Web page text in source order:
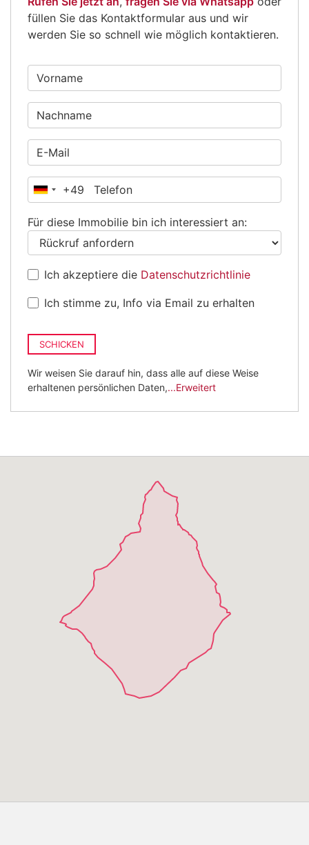
füllen Sie das Kontaktformular aus und wir
werden Sie so schnell wie möglich kontaktieren.
Deutschland
+49
Für diese Immobilie bin ich interessiert an:
Ich akzeptiere die Datenschutzrichtlinie
Ich stimme zu, Info via Email zu erhalten
SCHICKEN
Wir weisen Sie darauf hin, dass alle auf diese Weise
erhaltenen persönlichen Daten,...Erweitert